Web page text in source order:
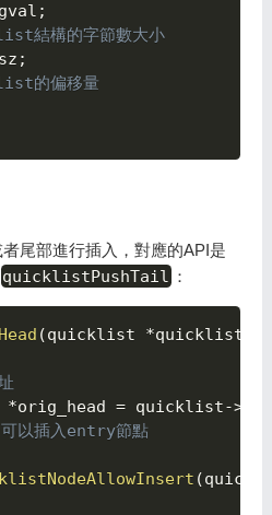
;
結構的字節數大小
;
的偏移量
尾部進行插入，對應的API是
quicklistPushTail ：
(quicklist *quicklist
*orig_head = quicklist->
插入entry節點
(